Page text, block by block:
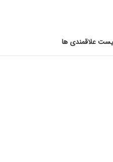
علاقمندی ها